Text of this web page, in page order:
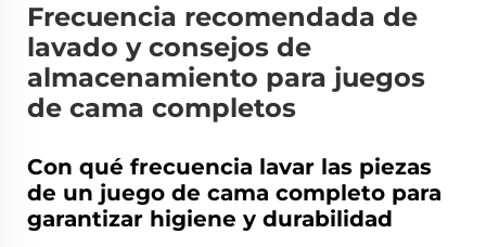
Frecuencia recomendada de
lavado y consejos de
almacenamiento para juegos
de cama completos
Con qué frecuencia lavar las piezas
de un juego de cama completo para
garantizar higiene y durabilidad